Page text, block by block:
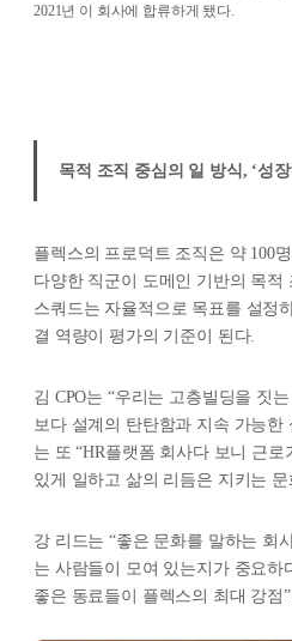
2021년 이 회사에 합류하게 됐다.
목적 조직 중심의 일 방식, ‘성
플렉스의 프로덕트 조직은 약 100
다양한 직군이 도메인 기반의 목
스쿼드는 자율적으로 목표를 설정
결 역량이 평가의 기준이 된다.
김 CPO는 “우리는 고층빌딩을 짓
보다 설계의 탄탄함과 지속 가능한
는 또 “HR플랫폼 회사다 보니 근
있게 일하고 삶의 리듬은 지키는
강 리드는 “좋은 문화를 말하는 회
는 사람들이 모여 있는지가 중요하
좋은 동료들이 플렉스의 최대 강점